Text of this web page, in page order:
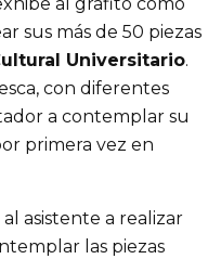
al grafito como
sus más de 50 piezas
Universitario.
con diferentes
a contemplar su
primera vez en
asistente a realizar
las piezas